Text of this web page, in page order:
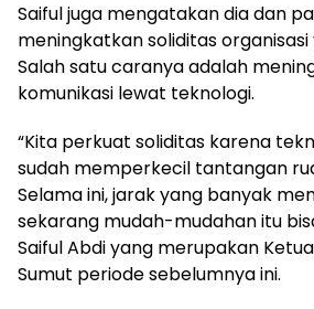
Saiful juga mengatakan dia dan
meningkatkan soliditas organisasi
Salah satu caranya adalah
komunikasi lewat teknologi.
“Kita perkuat soliditas karena
sudah memperkecil tantangan
Selama ini, jarak yang banyak
sekarang mudah-mudahan itu
Saiful Abdi yang merupakan
Sumut periode sebelumnya ini.